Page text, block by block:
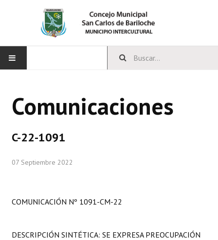
CONCEJO
Comisiones Permanentes
Concejales Mandato Cumplido
Comunicaciones
C-22-1091
07 Septiembre 2022
COMUNICACIÓN Nº 1091-CM-22
DESCRIPCIÓN SINTÉTICA: SE EXPRESA PREOCUPACIÓN